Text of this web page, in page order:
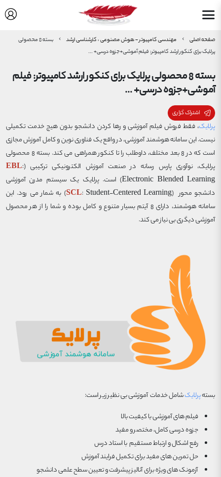
صفحه اصلی مهندسی کامپیوتر - هوش مصنوعی ، کارشناسی ارشد
بسته 8 محصولی
پرلایک برای کنکور ارشد کامپیوتر: فیلم آموشی+جزوه درسی+ ...
بسته 8 محصولی پرلایک برای کنکور ارشد کامپیوتر: فیلم
آموشی+جزوه درسی+ ...
اشتراک گزاری
پرلایک، فقط فروش فیلم آموزشی و رها کردن دانشجو بدون هیچ خدمت تکمیلی
نیست. این سامانه هوشمند آموزشی، در واقع یک فناوری نوین و کامل آموزش مجازی
است که در 8 بعد مختلف، داوطلب را تا کنکور همراهی می کند. بسته 8 محصولی
پرلایک، نوآوری پارس رسانه در صنعت آموزش الکترونیکی ترکیبی ( EBL:
Electronic Blended Learning) است. پرلایک یک سیستم مدرن آموزشی
دانشجو محور (
SCL: Student-Centered Learning) به شمار می رود. این
سامانه هوشمند، دارای 8 آیتم بسیار متنوع و کامل بوده و شما را از هر محصول
آموزشی دیگری بی نیاز می کند.
بستهپرلایکشامل خدمات آموزشی بی نظیر زیر است:
فیلم های آموزشی با کیفیت بالا
جزوه درسی کامل، مختصر و مفید
رفع اشکال و ارتباط مستقیم با استاد درس
حل تمرین های مفید برای تکمیل فرایند آموزش
آزمونک های ویژه برای آنالیز پیشرفت و تعیین سطح علمی دانشجو